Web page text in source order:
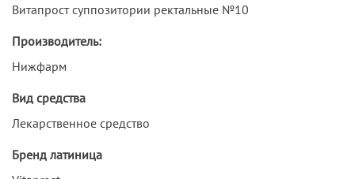
Витапрост суппозитории ректальные №10
Производитель:
Нижфарм
Вид средства
Лекарственное средство
Бренд латиница